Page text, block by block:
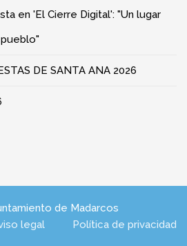
en 'El Cierre Digital': "Un lugar
DE SANTA ANA 2026
de Madarcos
legal
Política de privacidad